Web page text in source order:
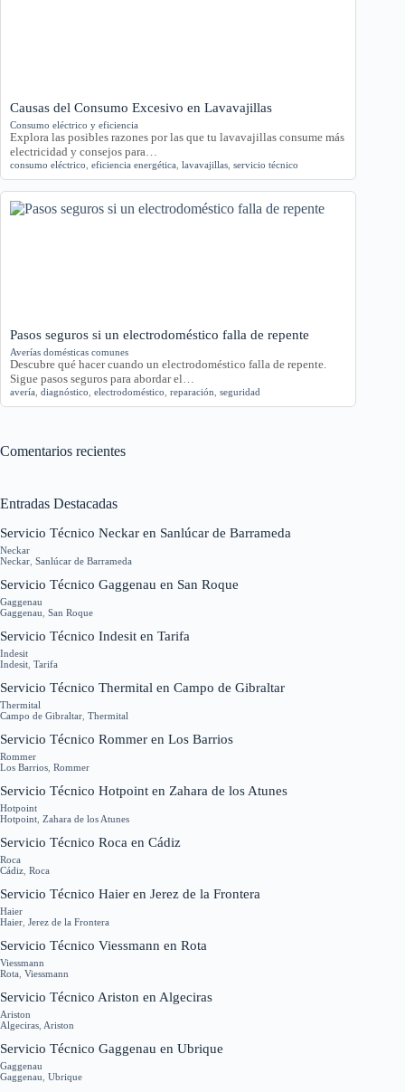
Causas del Consumo Excesivo en Lavavajillas
Consumo eléctrico y eficiencia
Explora las posibles razones por las que tu lavavajillas consume más
electricidad y consejos para…
consumo eléctrico eficiencia energética lavavajillas servicio técnico
Pasos seguros si un electrodoméstico falla de repente
Averías domésticas comunes
Descubre qué hacer cuando un electrodoméstico falla de repente.
Sigue pasos seguros para abordar el…
avería diagnóstico electrodoméstico reparación seguridad
Comentarios recientes
Entradas Destacadas
Servicio Técnico Neckar en Sanlúcar de Barrameda
Neckar
Neckar Sanlúcar de Barrameda
Servicio Técnico Gaggenau en San Roque
Gaggenau
Gaggenau San Roque
Servicio Técnico Indesit en Tarifa
Indesit
Indesit Tarifa
Servicio Técnico Thermital en Campo de Gibraltar
Thermital
Campo de Gibraltar Thermital
Servicio Técnico Rommer en Los Barrios
Rommer
Los Barrios Rommer
Servicio Técnico Hotpoint en Zahara de los Atunes
Hotpoint
Hotpoint Zahara de los Atunes
Servicio Técnico Roca en Cádiz
Roca
Cádiz Roca
Servicio Técnico Haier en Jerez de la Frontera
Haier
Haier Jerez de la Frontera
Servicio Técnico Viessmann en Rota
Viessmann
Rota Viessmann
Servicio Técnico Ariston en Algeciras
Ariston
Algeciras Ariston
Servicio Técnico Gaggenau en Ubrique
Gaggenau
Gaggenau Ubrique